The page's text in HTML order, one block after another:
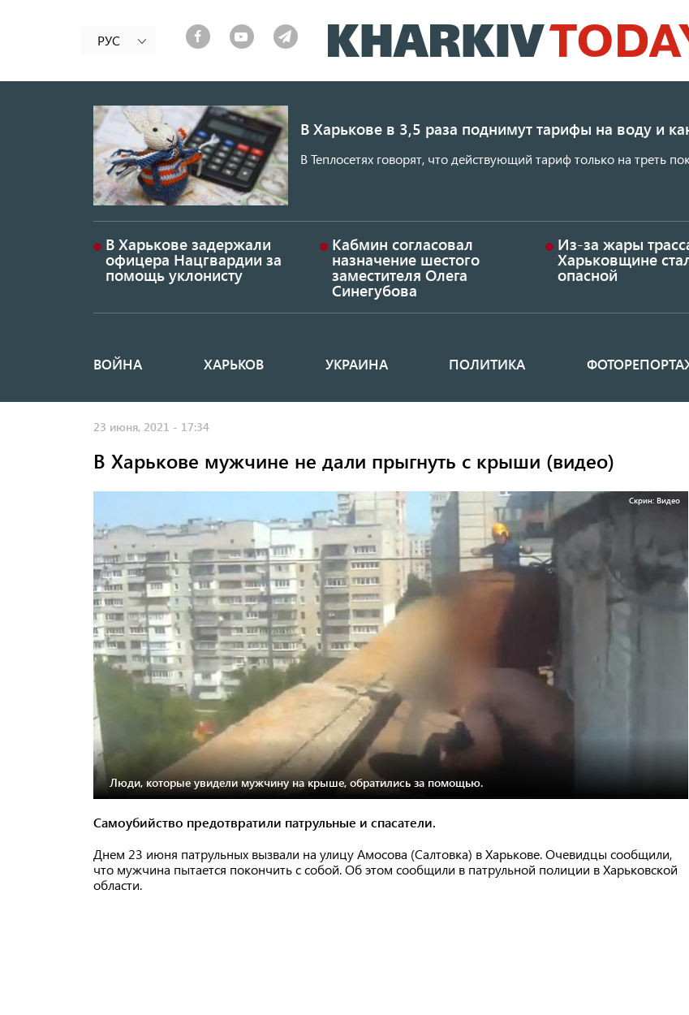
к
основному
РУС
В Харькове в 3,5 раза поднимут тарифы на воду и
В Теплосетях говорят, что действующий тариф только на треть
В Харькове задержали
офицера Нацгвардии за
помощь уклонисту
Кабмин согласовал
назначение шестого
заместителя Олега
Синегубова
Из-за жары
Харьковщине
опасной
Основная
ВОЙНА ХАРЬКОВ УКРАИНА ПОЛИТИКА
23 июня, 2021 - 17:34
В Харькове мужчине не дали прыгнуть с крыши (видео)
Скрин: Видео
Люди, которые увидели мужчину на крыше, обратились за помощью.
Самоубийство предотвратили патрульные и спасатели.
Днем 23 июня ​​патрульных вызвали на улицу Амосова (Салтовка) в Харькове. Очевидцы сообщили,
что мужчина пытается покончить с собой. Об этом сообщили в патрульной полиции в Харьковской
области.